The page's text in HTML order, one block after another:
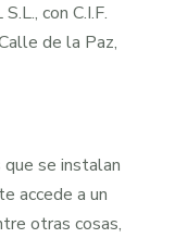
con C.I.F.
de la Paz,
se instalan
accede a un
otras cosas,